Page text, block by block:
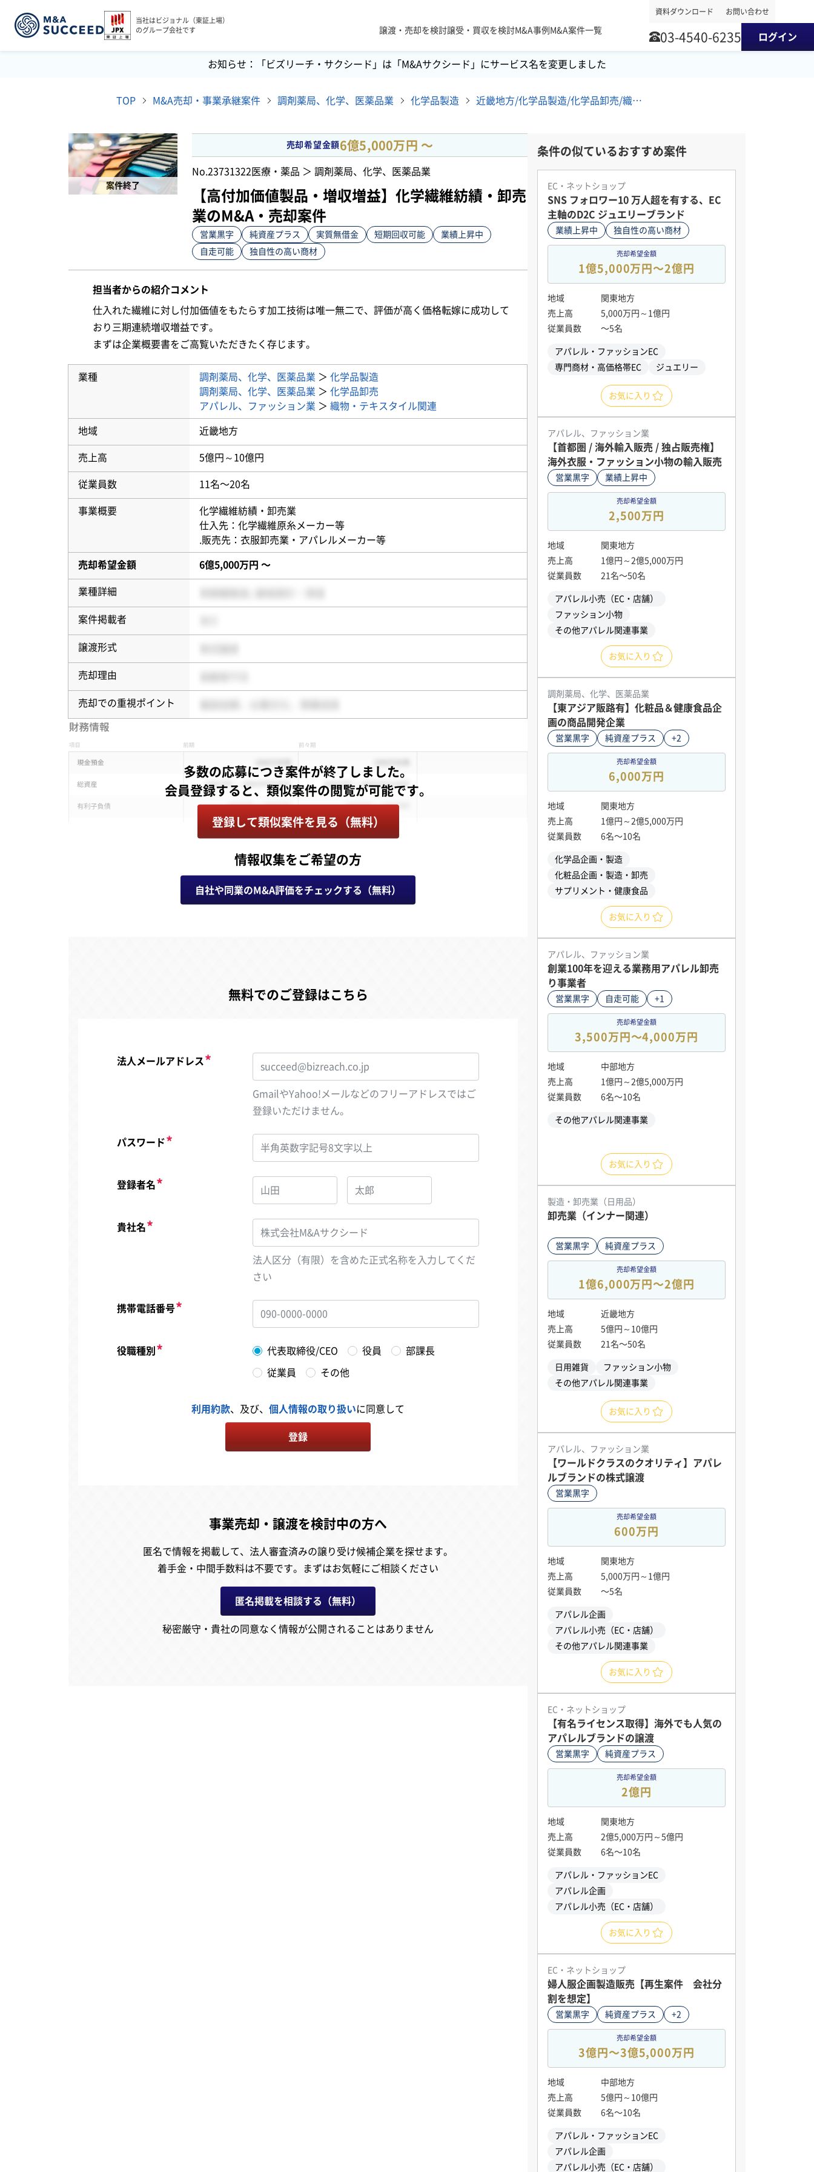
当社はビジョナル（東証上場）
のグループ会社です
譲渡・売却を検討譲受・買収を検討M&A事例 M&A案件一覧
資料ダウンロード お問い合わせ
03-4540-6235 ログイン
お知らせ：「ビズリーチ・サクシード」は「M&Aサクシード」にサービス名を変更しました
TOP M&A売却・事業承継案件 調剤薬局、化学、医薬品業 化学品製造 近畿地方/化学品製造/化学品卸売/織物・テキスタイル関連 M&A・事業譲渡案件
案件終了
売却希望金額 6億5,000万円 〜
No.23731322医療・薬品 ＞ 調剤薬局、化学、医薬品業
【高付加価値製品・増収増益】化学繊維紡績・卸売
業のM&A・売却案件
営業黒字 純資産プラス 実質無借金 短期回収可能
業績上昇中
自走可能
独自性の高い商材
担当者からの紹介コメント
仕入れた繊維に対し付加価値をもたらす加工技術は唯一無二で、評価が高く価格転嫁に成功して
おり三期連続増収増益です。
まずは企業概要書をご高覧いただきたく存じます。
業種 調剤薬局、化学、医薬品業 ＞ 化学品製造
調剤薬局、化学、医薬品業 ＞ 化学品卸売
アパレル、ファッション業 ＞ 織物・テキスタイル関連
地域 近畿地方
売上高 5億円～10億円
従業員数 11名〜20名
事業概要
化学繊維紡績・卸売業
仕入先：化学繊維原糸メーカー等
.販売先：衣服卸売業・アパレルメーカー等
売却希望金額 6億5,000万円 〜
業種詳細
案件掲載者
譲渡形式
売却理由
売却での重視ポイント
多数の応募につき案件が終了しました。
登録して類似案件を見る（無料）
情報収集をご希望の方
自社や同業のM&A評価をチェックする（無料）
無料でのご登録はこちら
法人メールアドレス
GmailやYahoo!メールなどのフリーアドレスではご
登録いただけません。
パスワード
登録者名
貴社名
法人区分（有限）を含めた正式名称を入力してくだ
さい
携帯電話番号
役職種別 代表取締役/CEO 役員 部課長
従業員 その他
利用約款、及び、 個人情報の取り扱いに同意して
登録
事業売却・譲渡を検討中の方へ
匿名で情報を掲載して、 法人審査済みの譲り受け候補企業を探せます。
着手金・中間手数料は不要です。
まずはお気軽にご相談ください
匿名掲載を相談する（無料）
秘密厳守・貴社の同意なく情報が公開されることはありません
条件の似ているおすすめ案件
EC・ネットショップ
SNS フォロワー10 万人超を有する、EC
主軸のD2C ジュエリーブランド
業績上昇中 独自性の高い商材
売却希望金額
1億5,000万円〜2億円
地域
関東地方
売上高
5,000万円～1億円
従業員数
〜5名
アパレル・ファッションEC
専門商材・高価格帯EC
ジュエリー
お気に入り
アパレル、ファッション業
【首都圏 / 海外輸入販売 / 独占販売権】
海外衣服・ファッション小物の輸入販売
営業黒字 業績上昇中
売却希望金額
2,500万円
地域
関東地方
売上高
1億円～2億5,000万円
従業員数
21名〜50名
アパレル小売（EC・店舗）
ファッション小物
その他アパレル関連事業
お気に入り
調剤薬局、化学、医薬品業
【東アジア販路有】化粧品＆健康食品企
画の商品開発企業
営業黒字 純資産プラス +2
売却希望金額
6,000万円
地域
関東地方
売上高
1億円～2億5,000万円
従業員数
6名〜10名
化学品企画・製造
化粧品企画・製造・卸売
サプリメント・健康食品
お気に入り
アパレル、ファッション業
創業100年を迎える業務用アパレル卸売
り事業者
営業黒字 自走可能 +1
売却希望金額
3,500万円〜4,000万円
地域
中部地方
売上高
1億円～2億5,000万円
従業員数
6名〜10名
その他アパレル関連事業
お気に入り
製造・卸売業（日用品）
卸売業（インナー関連）
営業黒字 純資産プラス
売却希望金額
1億6,000万円〜2億円
地域
近畿地方
売上高
5億円～10億円
従業員数
21名〜50名
日用雑貨
ファッション小物
その他アパレル関連事業
お気に入り
アパレル、ファッション業
【ワールドクラスのクオリティ】アパレ
ルブランドの株式譲渡
営業黒字
売却希望金額
600万円
地域
関東地方
売上高
5,000万円～1億円
従業員数
〜5名
アパレル企画
アパレル小売（EC・店舗）
その他アパレル関連事業
お気に入り
EC・ネットショップ
【有名ライセンス取得】海外でも人気の
アパレルブランドの譲渡
営業黒字 純資産プラス
売却希望金額
2億円
地域
関東地方
売上高
2億5,000万円～5億円
従業員数
6名〜10名
アパレル・ファッションEC
アパレル企画
アパレル小売（EC・店舗）
お気に入り
EC・ネットショップ
婦人服企画製造販売【再生案件 会社分
割を想定】
営業黒字 純資産プラス +2
売却希望金額
3億円〜3億5,000万円
地域
中部地方
売上高
5億円～10億円
従業員数
6名〜10名
アパレル・ファッションEC
アパレル企画
アパレル小売（EC・店舗）